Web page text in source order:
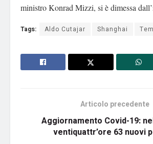
ministro Konrad Mizzi, si è dimessa
Tags: Aldo Cutajar Shanghai
Articolo precedente
Aggiornamento Covid-19:
ventiquattr’ore 63 nuovi